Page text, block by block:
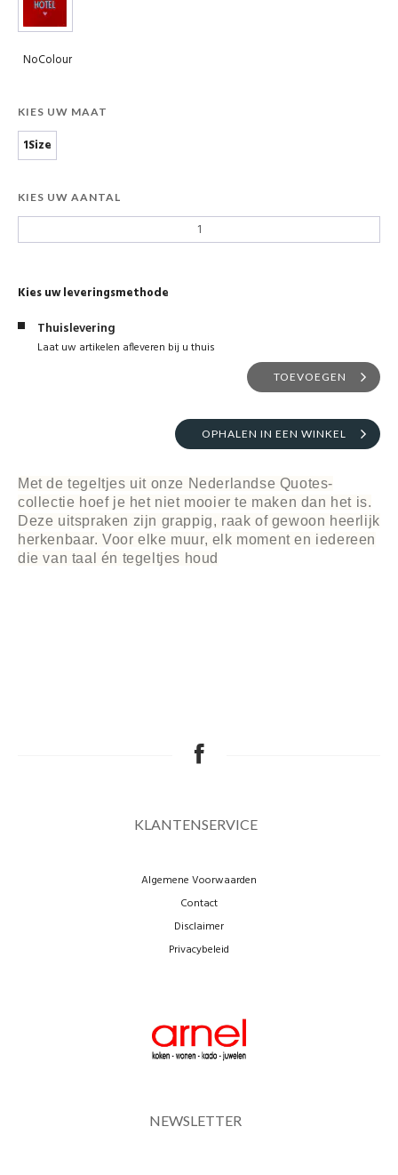
NoColour
KIES UW MAAT
1Size
KIES UW AANTAL
Kies uw leveringsmethode
Thuislevering
Laat uw artikelen afleveren bij u thuis
TOEVOEGEN
OPHALEN IN EEN WINKEL
Met de tegeltjes uit onze Nederlandse Quotes-
collectie hoef je het niet mooier te maken dan het is.
Deze uitspraken zijn grappig, raak of gewoon heerlijk
herkenbaar. Voor elke muur, elk moment en iedereen
die van taal én tegeltjes houd
KLANTENSERVICE
Algemene Voorwaarden
Contact
Disclaimer
Privacybeleid
NEWSLETTER